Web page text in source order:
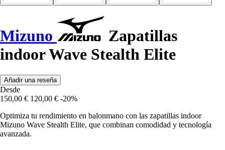
Mizuno
Zapatillas
indoor Wave Stealth Elite
Añadir una reseña
Desde
150,00 € 120,00 € -20%
Optimiza tu rendimiento en balonmano con las zapatillas indoor
Mizuno Wave Stealth Elite, que combinan comodidad y tecnología
avanzada.